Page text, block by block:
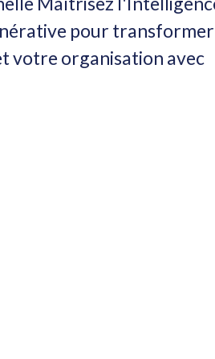
pour transformer
votre organisation avec